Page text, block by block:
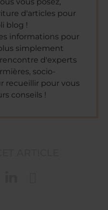
d'articles pour
blog !
informations pour
simplement
d'experts
socio-
recueillir pour vous
conseils !